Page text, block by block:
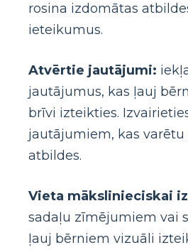
rosina izdomātas
ieteikumus.
Atvērtie jautājumi:
jautājumus, kas ļauj
brīvi izteikties.
jautājumiem, kas varētu
atbildes.
Vieta mākslinieciskai
sadaļu zīmējumiem vai
ļauj bērniem vizuāli